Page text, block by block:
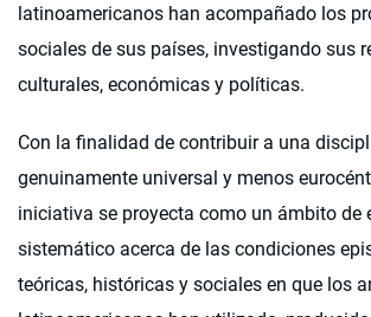
latinoamericanos han acompañado los
sociales de sus países, investigando sus
culturales, económicas y políticas.
Con la finalidad de contribuir a una
genuinamente universal y menos
iniciativa se proyecta como un ámbito de
sistemático acerca de las condiciones
teóricas, históricas y sociales en que los